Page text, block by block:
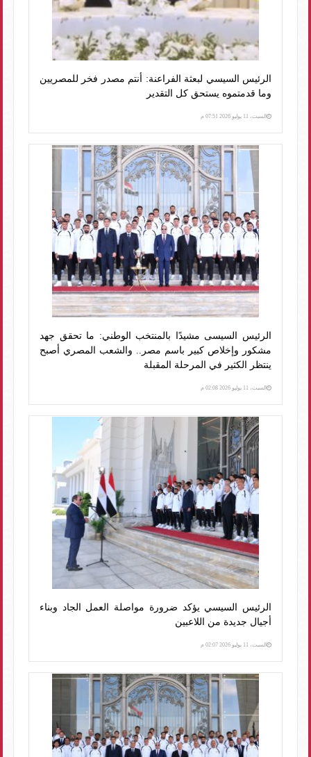
الرئيس السيسي لبعثة الفراعنة: أنتم مصدر فخر للمصريين
وما قدمتموه يستحق كل التقدير
السبت، 11 يوليو 2026 07:51 م
الرئيس السيسى مشيدًا بالمنتخب الوطني: ما تحقق جهد
مشكور وإخلاص كبير باسم مصر.. والشعب المصري أصبح
ينتظر الكثير في المرحلة المقبلة
السبت، 11 يوليو 2026 02:08 م
الرئيس السيسي يؤكد ضرورة مواصلة العمل الجاد وبناء
أجيال جديدة من اللاعبين
السبت، 11 يوليو 2026 02:07 م